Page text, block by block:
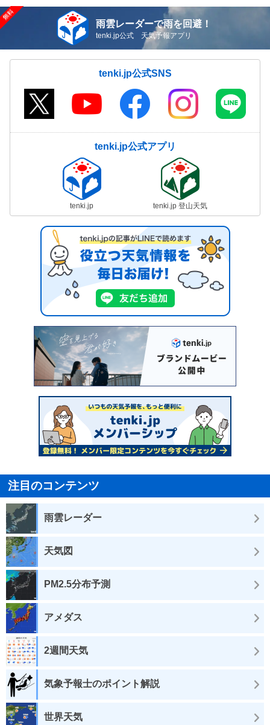
雨雲レーダーで雨を回避！
tenki.jp公式 天気予報アプリ
tenki.jp公式SNS
tenki.jp公式アプリ
tenki.jp tenki.jp 登山天気
注目のコンテンツ
雨雲レーダー
天気図
PM2.5分布予測
アメダス
2週間天気
気象予報士のポイント解説
世界天気